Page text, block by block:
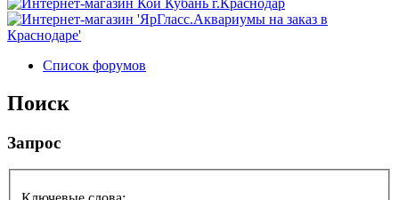
Список форумов
Поиск
Запрос